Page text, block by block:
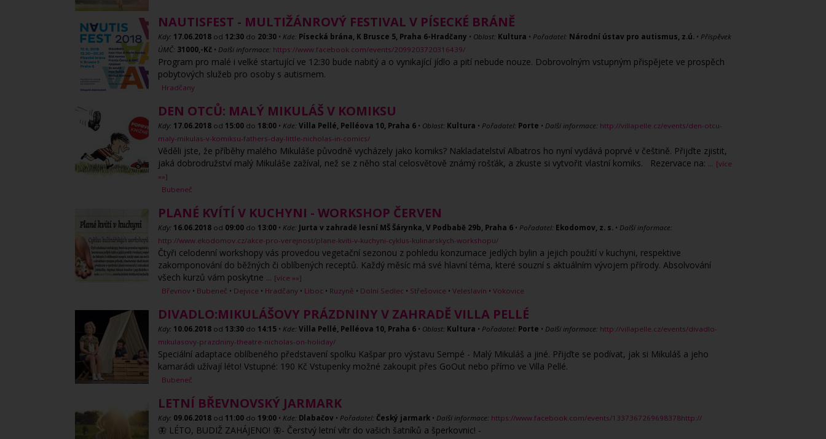
NAUTISFEST - MULTIŽÁNROVÝ FESTIVAL V PÍSECKÉ BRÁNĚ
Kdy: 17.06.2018 od 12:30 do 20:30 • Kde: Písecká brána, K Brusce 5, Praha 6-Hradčany • Oblast: Kultura • Pořadatel: Národní ústav pro autismus, z.ú. • Příspěvek
ÚMČ: 31000,-Kč • Další informace: https://www.facebook.com/events/2099203720316439/
Program pro malé i velké startující ve 12:30 bude nabitý a o vynikající jídlo a pití nebude nouze. Dobrovolným vstupným přispějete ve prospěch
pobytových služeb pro osoby s autismem.
Hradčany
DEN OTCŮ: MALÝ MIKULÁŠ V KOMIKSU
Kdy: 17.06.2018 od 15:00 do 18:00 • Kde: Villa Pellé, Pelléova 10, Praha 6 • Oblast: Kultura • Pořadatel: Porte • Další informace: http://villapelle.cz/events/den-otcu-
maly-mikulas-v-komiksu-fathers-day-little-nicholas-in-comics/
Věděli jste, že příběhy malého Mikuláše původně vycházely jako komiks? Nakladatelství Albatros ho nyní vydává poprvé v češtině. Přijďte zjistit,
jaká dobrodružství malý Mikuláše zažíval, než se z něho stal celosvětově známý rošťák, a zkuste si vytvořit vlastní komiks. Rezervace na: ... [více
»»]
Bubeneč
PLANÉ KVÍTÍ V KUCHYNI - WORKSHOP ČERVEN
Kdy: 16.06.2018 od 09:00 do 13:00 • Kde: Jurta v zahradě lesní MŠ Šárynka, V Podbabě 29b, Praha 6 • Pořadatel: Ekodomov, z. s. • Další informace:
http://www.ekodomov.cz/akce-pro-verejnost/plane-kviti-v-kuchyni-cyklus-kulinarskych-workshopu/
Čtyři celodenní workshopy vás provedou vegetační sezonou z pohledu konzumace jedlých bylin a jejich použití v kuchyni, respektive
zakomponování do běžných či oblíbených receptů. Každý měsíc má své hlavní téma, které souzní s aktuálním vývojem přírody. Absolvování
všech kurzů vám poskytne ... [více »»]
Břevnov • Bubeneč • Dejvice • Hradčany • Liboc • Ruzyně • Dolní Sedlec • Střešovice • Veleslavín • Vokovice
DIVADLO:MIKULÁŠOVY PRÁZDNINY V ZAHRADĚ VILLA PELLÉ
Kdy: 10.06.2018 od 13:30 do 14:15 • Kde: Villa Pellé, Pelléova 10, Praha 6 • Oblast: Kultura • Pořadatel: Porte • Další informace: http://villapelle.cz/events/divadlo-
mikulasovy-prazdniny-theatre-nicholas-on-holiday/
Speciální adaptace oblíbeného představení spolku Kašpar pro výstavu Sempé - Malý Mikuláš a jiné. Přijďte se podívat, jak si Mikuláš a jeho
kamarádi užívají léto! Vstupné: 190 Kč Vstupenky možné zakoupit přes GoOut nebo přímo ve Villa Pellé.
Bubeneč
LETNÍ BŘEVNOVSKÝ JARMARK
Kdy: 09.06.2018 od 11:00 do 19:00 • Kde: Dlabačov • Pořadatel: Český jarmark • Další informace: https://www.facebook.com/events/1337367269698378http://
🦋 LÉTO, BUDIŽ ZAHÁJENO! 🦋- Čerstvý letní vítr do vašich šatníků a šperkovnic! -